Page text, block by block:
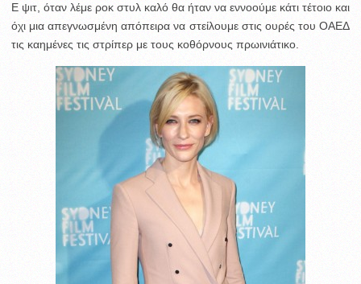
Ε ψιτ, όταν λέμε ροκ στυλ καλό θα ήταν να εννοούμε κάτι τέτοιο και
όχι μια απεγνωσμένη απόπειρα να στείλουμε στις ουρές του ΟΑΕΔ
τις καημένες τις στρίπερ με τους κοθόρνους πρωινιάτικο.